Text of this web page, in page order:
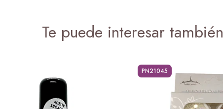
Te puede interesar también
PN21045